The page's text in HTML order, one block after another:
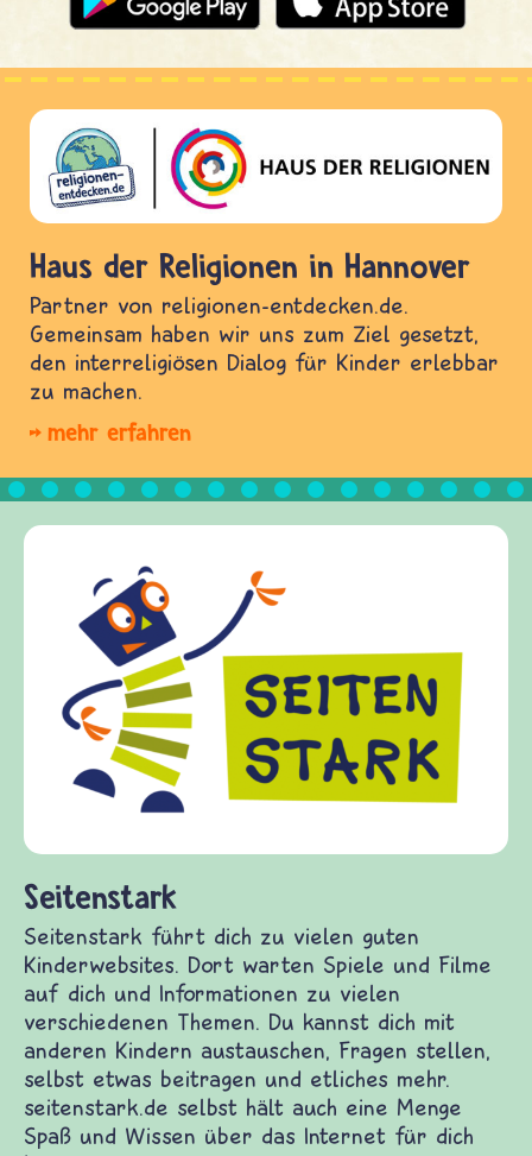
Haus der Religionen in Hannover
Partner von religionen-entdecken.de.
Gemeinsam haben wir uns zum Ziel gesetzt,
den interreligiösen Dialog für Kinder erlebbar
zu machen.
mehr erfahren
Seitenstark
Seitenstark führt dich zu vielen guten
Kinderwebsites. Dort warten Spiele und Filme
auf dich und Informationen zu vielen
verschiedenen Themen. Du kannst dich mit
anderen Kindern austauschen, Fragen stellen,
selbst etwas beitragen und etliches mehr.
seitenstark.de selbst hält auch eine Menge
Spaß und Wissen über das Internet für dich